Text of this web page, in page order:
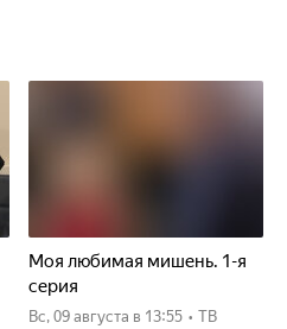
Моя любимая мишень. 1-я
серия
вс, 09 августа в 13:55 • ТВ